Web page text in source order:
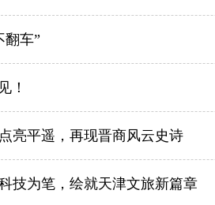
翻车”
！
亮平遥，再现晋商风云史诗
技为笔，绘就天津文旅新篇章